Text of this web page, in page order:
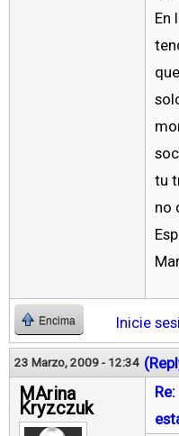
En
tu
no
Encima Inicie
23 Marzo, 2009 - 12:34
MArina
Kryzczuk